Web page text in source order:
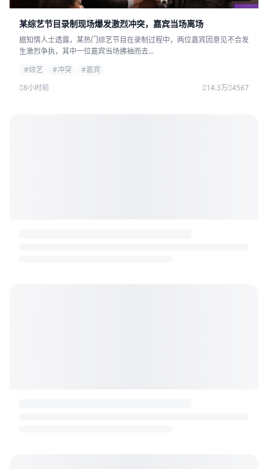
某综艺节目录制现场爆发激烈冲突，嘉宾当场离场
据知情人士透露，某热门综艺节目在录制过程中，两位嘉宾因意见不合发
生激烈争执，其中一位嘉宾当场拂袖而去...
#综艺
#冲突
#嘉宾
8小时前
14.3万 4567